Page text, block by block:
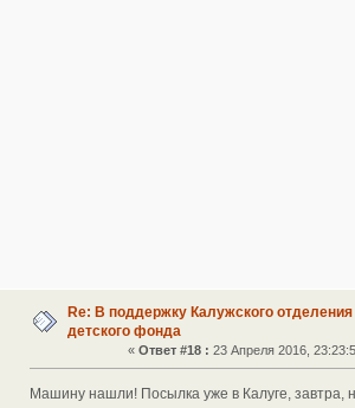
Re: В поддержку Калужского отделения
детского фонда
«Ответ #18 : 23 Апреля 2016,
Машину нашли! Посылка уже в Калуге, завтра,